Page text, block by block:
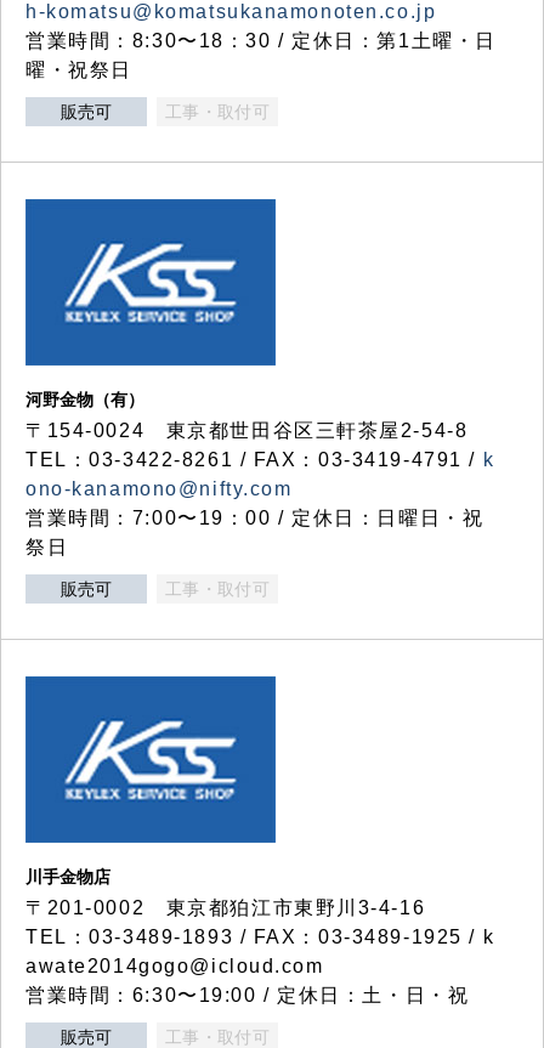
h-komatsu@komatsukanamonoten.co.jp
営業時間：8:30〜18：30 / 定休日：第1土曜・日
曜・祝祭日
販売可 工事・取付可
河野金物（有）
〒154-0024 東京都世田谷区三軒茶屋2-54-8
TEL：03-3422-8261 / FAX：03-3419-4791 / k
ono-kanamono@nifty.com
営業時間：7:00〜19：00 / 定休日：日曜日・祝
祭日
販売可 工事・取付可
川手金物店
〒201-0002 東京都狛江市東野川3-4-16
TEL：03-3489-1893 / FAX：03-3489-1925 / k
awate2014gogo@icloud.com
営業時間：6:30〜19:00 / 定休日：土・日・祝
販売可 工事・取付可